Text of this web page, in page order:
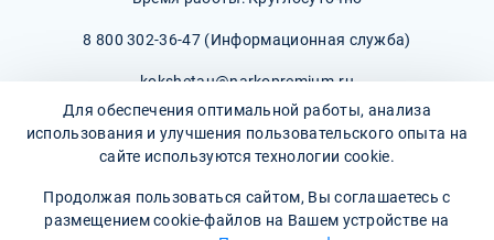
8 800 302-36-47 (Информационная служба)
kokshetau@narkopremium.ru
© 2026 М-Трезвость. Все права защищены
Для обеспечения оптимальной работы, анализа
использования и улучшения пользовательского опыта на
сайте используются технологии cookie.
Продолжая пользоваться сайтом, Вы соглашаетесь с
размещением cookie-файлов на Вашем устройстве на